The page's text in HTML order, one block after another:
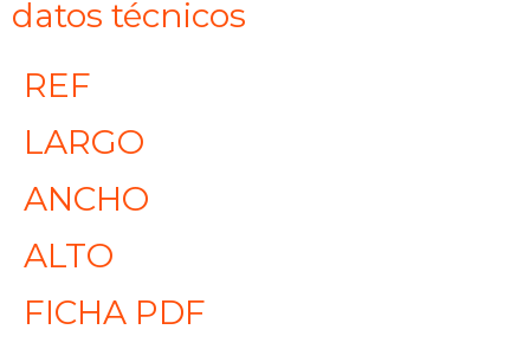
datos técnicos
REF
LARGO
ANCHO
ALTO
FICHA PDF